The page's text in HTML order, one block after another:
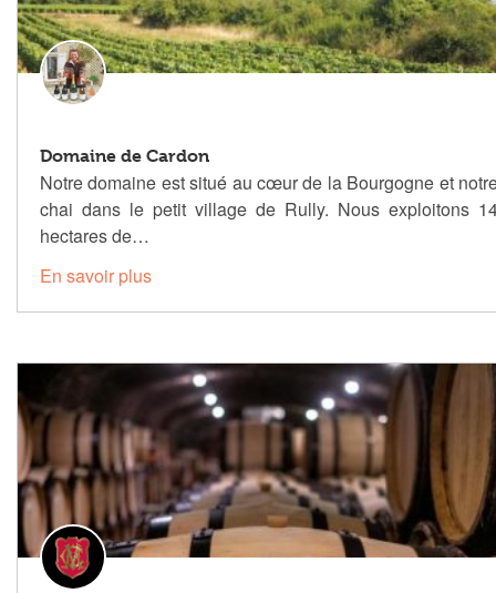
Domaine de Cardon
Notre domaine est situé au cœur de la Bourgogne et
chai dans le petit village de Rully. Nous exploitons
hectares de…
En savoir plus